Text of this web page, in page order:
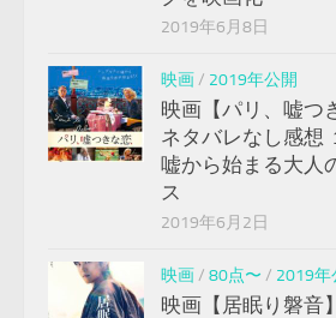
2019年6月8日
映画/ 2019年公開
映画【パリ、嘘つ
ネタバレなし感想
嘘から始まる大人
ス
2019年6月2日
映画/ 80点〜 / 2019年
映画【居眠り磐音